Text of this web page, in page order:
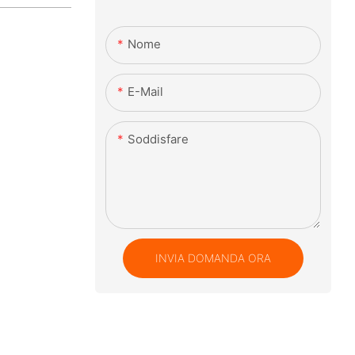
Nome
E-Mail
Soddisfare
INVIA DOMANDA ORA